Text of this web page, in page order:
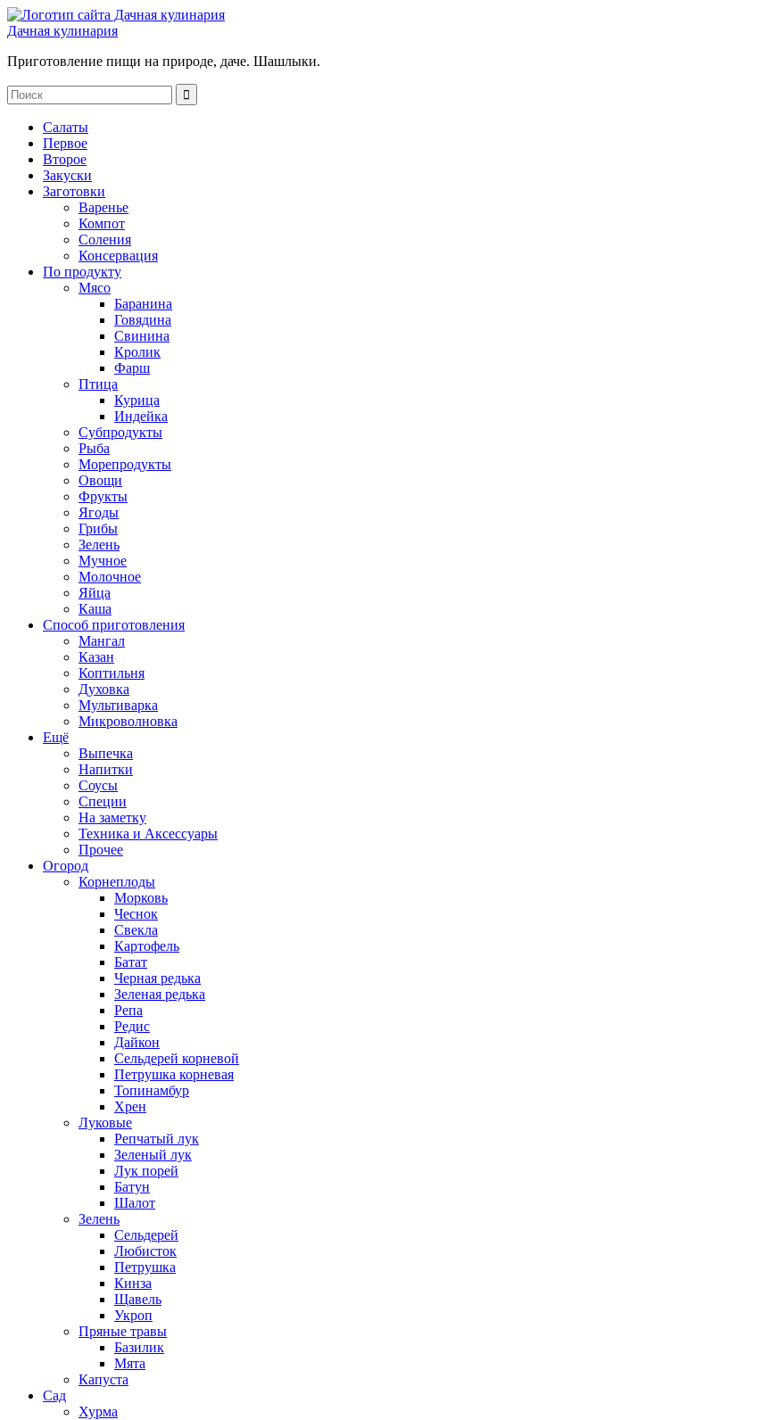
Дачная кулинария
Приготовление пищи на природе, даче. Шашлыки.
Салаты
Первое
Второе
Закуски
Заготовки
Варенье
Компот
Соления
Консервация
По продукту
Мясо
Баранина
Говядина
Свинина
Кролик
Фарш
Птица
Курица
Индейка
Субпродукты
Рыба
Морепродукты
Овощи
Фрукты
Ягоды
Грибы
Зелень
Мучное
Молочное
Яйца
Каша
Способ приготовления
Мангал
Казан
Коптильня
Духовка
Мультиварка
Микроволновка
Ещё
Выпечка
Напитки
Соусы
Специи
На заметку
Техника и Аксессуары
Прочее
Огород
Корнеплоды
Морковь
Чеснок
Свекла
Картофель
Батат
Черная редька
Зеленая редька
Репа
Редис
Дайкон
Сельдерей корневой
Петрушка корневая
Топинамбур
Хрен
Луковые
Репчатый лук
Зеленый лук
Лук порей
Батун
Шалот
Зелень
Сельдерей
Любисток
Петрушка
Кинза
Щавель
Укроп
Пряные травы
Базилик
Мята
Капуста
Сад
Хурма